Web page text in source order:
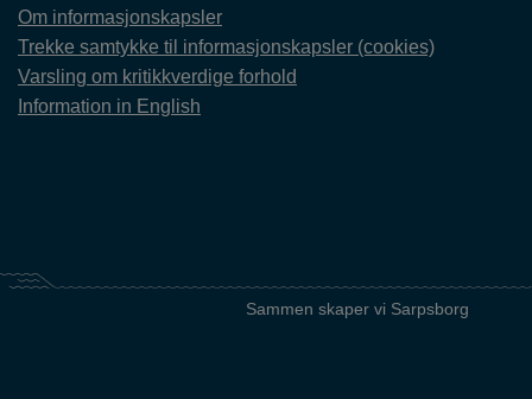
Om informasjonskapsler
Trekke samtykke til informasjonskapsler (cookies)
Varsling om kritikkverdige forhold
Information in English
Sammen skaper vi Sarpsborg